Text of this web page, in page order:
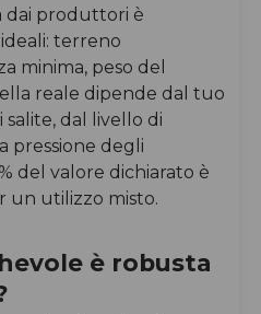
dai produttori è
terreno
minima, peso del
reale dipende dal tuo
salite, dal livello di
pressione degli
del valore dichiarato è
un utilizzo misto.
è robusta